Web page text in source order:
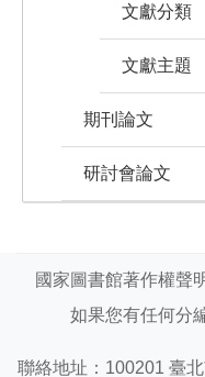
文獻分類
文獻主題
期刊論文
研討會論文
國家圖書館著作權聲
如果您有任何分
聯絡地址：100201 臺